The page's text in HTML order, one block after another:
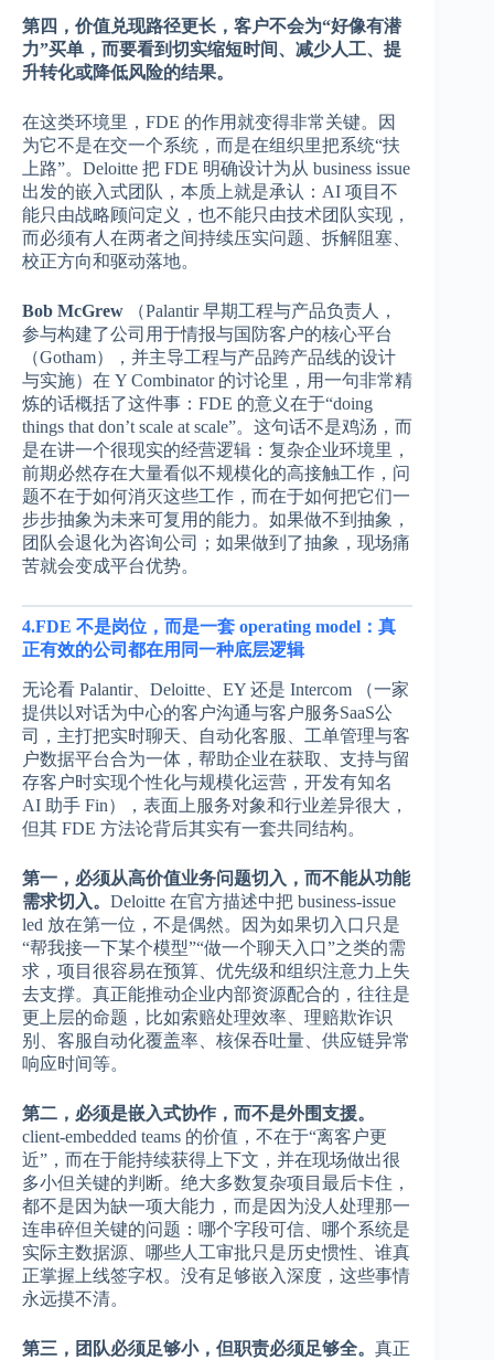
第四，价值兑现路径更长，客户不会为“好像有潜
力”买单，而要看到切实缩短时间、减少人工、提
升转化或降低风险的结果。
在这类环境里，FDE 的作用就变得非常关键。因
为它不是在交一个系统，而是在组织里把系统“扶
上路”。Deloitte 把 FDE 明确设计为从 business issue
出发的嵌入式团队，本质上就是承认：AI 项目不
能只由战略顾问定义，也不能只由技术团队实现，
而必须有人在两者之间持续压实问题、拆解阻塞、
校正方向和驱动落地。
Bob McGrew （Palantir 早期工程与产品负责人，
参与构建了公司用于情报与国防客户的核心平台
（Gotham），并主导工程与产品跨产品线的设计
与实施）在 Y Combinator 的讨论里，用一句非常精
炼的话概括了这件事：FDE 的意义在于“doing
things that don’t scale at scale”。这句话不是鸡汤，而
是在讲一个很现实的经营逻辑：复杂企业环境里，
前期必然存在大量看似不规模化的高接触工作，问
题不在于如何消灭这些工作，而在于如何把它们一
步步抽象为未来可复用的能力。如果做不到抽象，
团队会退化为咨询公司；如果做到了抽象，现场痛
苦就会变成平台优势。
4.FDE 不是岗位，而是一套 operating model：真
正有效的公司都在用同一种底层逻辑
无论看 Palantir、Deloitte、EY 还是 Intercom （一家
提供以对话为中心的客户沟通与客户服务SaaS公
司，主打把实时聊天、自动化客服、工单管理与客
户数据平台合为一体，帮助企业在获取、支持与留
存客户时实现个性化与规模化运营，开发有知名
AI 助手 Fin），表面上服务对象和行业差异很大，
但其 FDE 方法论背后其实有一套共同结构。
第一，必须从高价值业务问题切入，而不能从功能
需求切入。 Deloitte 在官方描述中把 business-issue
led 放在第一位，不是偶然。因为如果切入口只是
“帮我接一下某个模型”“做一个聊天入口”之类的需
求，项目很容易在预算、优先级和组织注意力上失
去支撑。真正能推动企业内部资源配合的，往往是
更上层的命题，比如索赔处理效率、理赔欺诈识
别、客服自动化覆盖率、核保吞吐量、供应链异常
响应时间等。
第二，必须是嵌入式协作，而不是外围支援。
client-embedded teams 的价值，不在于“离客户更
近”，而在于能持续获得上下文，并在现场做出很
多小但关键的判断。绝大多数复杂项目最后卡住，
都不是因为缺一项大能力，而是因为没人处理那一
连串碎但关键的问题：哪个字段可信、哪个系统是
实际主数据源、哪些人工审批只是历史惯性、谁真
正掌握上线签字权。没有足够嵌入深度，这些事情
永远摸不清。
第三，团队必须足够小，但职责必须足够全。 真正